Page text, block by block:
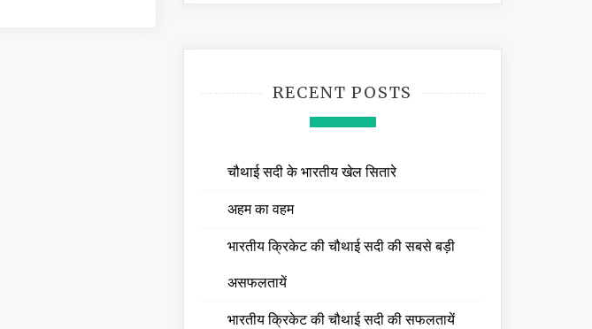
RECENT POSTS
चौथाई सदी के भारतीय खेल सितारे
अहम का वहम
भारतीय क्रिकेट की चौथाई सदी की सबसे बड़ी
असफलतायें
भारतीय क्रिकेट की चौथाई सदी की सफलतायें